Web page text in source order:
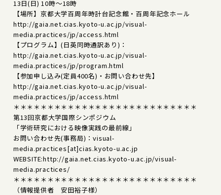
13日(日) 10時～18時
【場所】京都大学百周年時計台記念館・百周年記念ホール
http://gaia.net.cias.kyoto-u.ac.jp/visual-
media.practices/jp/access.html
【プログラム】(日英同時通訳あり)：
http://gaia.net.cias.kyoto-u.ac.jp/visual-
media.practices/jp/program.html
【参加申し込み(定員400名)・お問い合わせ先】
http://gaia.net.cias.kyoto-u.ac.jp/visual-
media.practices/jp/access.html
＊＊＊＊＊＊＊＊＊＊＊＊＊＊＊＊＊＊＊＊＊＊＊＊＊＊＊
第13回京都大学国際シンポジウム
「学術研究における映像実践の最前線」
お問い合わせ先(事務局)：visual-
media.practices[at]cias.kyoto-u.ac.jp
WEBSITE:http://gaia.net.cias.kyoto-u.ac.jp/visual-
media.practices/
＊＊＊＊＊＊＊＊＊＊＊＊＊＊＊＊＊＊＊＊＊＊＊＊＊＊＊
（情報提供者 安田裕子様）